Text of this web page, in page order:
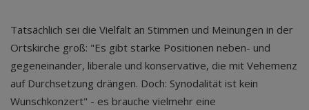
Tatsächlich sei die Vielfalt an Stimmen und Meinungen in der
Ortskirche groß: "Es gibt starke Positionen neben- und
gegeneinander, liberale und konservative, die mit Vehemenz
auf Durchsetzung drängen. Doch: Synodalität ist kein
Wunschkonzert" - es brauche vielmehr eine